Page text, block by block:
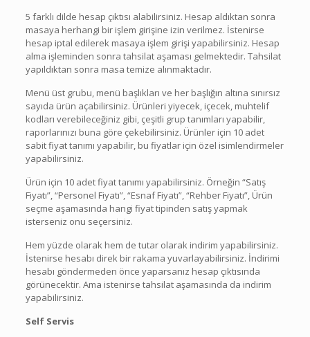
5 farklı dilde hesap çıktısı alabilirsiniz. Hesap aldıktan sonra
masaya herhangi bir işlem girişine izin verilmez. İstenirse
hesap iptal edilerek masaya işlem girişi yapabilirsiniz. Hesap
alma işleminden sonra tahsilat aşaması gelmektedir. Tahsilat
yapıldıktan sonra masa temize alınmaktadır.
Menü üst grubu, menü başlıkları ve her başlığın altına sınırsız
sayıda ürün açabilirsiniz. Ürünleri yiyecek, içecek, muhtelif
kodları verebileceğiniz gibi, çeşitli grup tanımları yapabilir,
raporlarınızı buna göre çekebilirsiniz. Ürünler için 10 adet
sabit fiyat tanımı yapabilir, bu fiyatlar için özel isimlendirmeler
yapabilirsiniz.
Ürün için 10 adet fiyat tanımı yapabilirsiniz. Örneğin “Satış
Fiyatı”, “Personel Fiyatı”, “Esnaf Fiyatı”, “Rehber Fiyatı”, Ürün
seçme aşamasında hangi fiyat tipinden satış yapmak
isterseniz onu seçersiniz.
Hem yüzde olarak hem de tutar olarak indirim yapabilirsiniz.
İstenirse hesabı direk bir rakama yuvarlayabilirsiniz. İndirimi
hesabı göndermeden önce yaparsanız hesap çıktısında
görünecektir. Ama istenirse tahsilat aşamasında da indirim
yapabilirsiniz.
Self Servis